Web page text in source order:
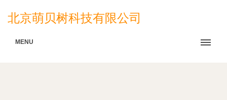
北京萌贝树科技有限公司
MENU